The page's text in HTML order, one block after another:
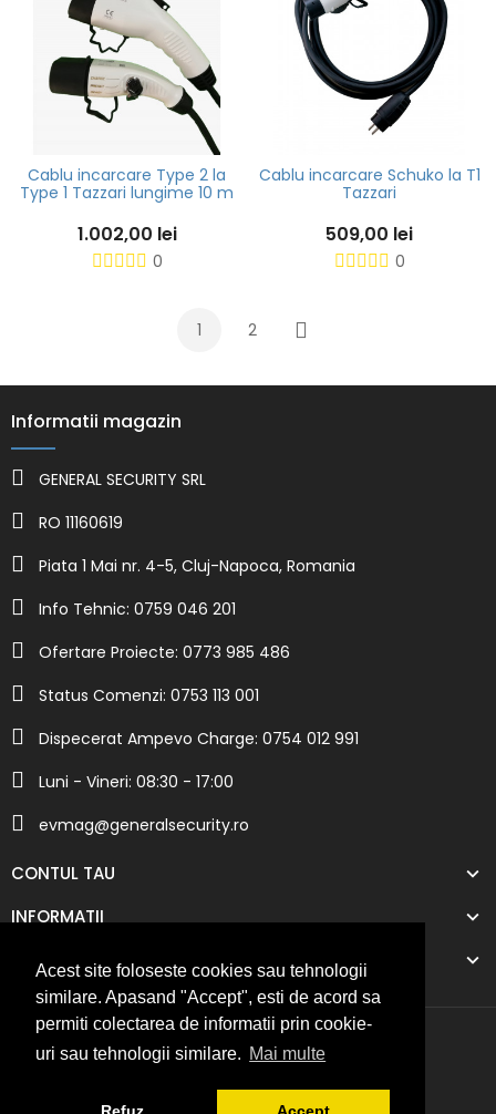
Acest site foloseste cookies sau tehnologii
similare. Apasand "Accept", esti de acord sa
permiti colectarea de informatii prin cookie-
uri sau tehnologii similare. Mai multe
Cablu incarcare Type 2 la
Type 1 Tazzari lungime 10 m
1.002,00 lei
0
Cablu incarcare Schuko la T1
Tazzari
509,00 lei
0
1 2
Urmatorul
Informatii magazin
GENERAL SECURITY SRL
RO 11160619
Piata 1 Mai nr. 4-5, Cluj-Napoca, Romania
Info Tehnic: 0759 046 201
Ofertare Proiecte: 0773 985 486
Status Comenzi: 0753 113 001
Dispecerat Ampevo Charge: 0754 012 991
Luni - Vineri: 08:30 - 17:00
evmag@generalsecurity.ro
CONTUL TAU
INFORMATII
COMPANIA NOASTRA